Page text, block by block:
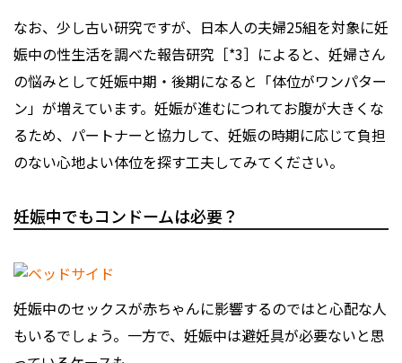
なお、少し古い研究ですが、日本人の夫婦25組を対象に妊
娠中の性生活を調べた報告研究［*3］によると、妊婦さん
の悩みとして妊娠中期・後期になると「体位がワンパター
ン」が増えています。妊娠が進むにつれてお腹が大きくな
るため、パートナーと協力して、妊娠の時期に応じて負担
のない心地よい体位を探す工夫してみてください。
妊娠中でもコンドームは必要？
妊娠中のセックスが赤ちゃんに影響するのではと心配な人
もいるでしょう。一方で、妊娠中は避妊具が必要ないと思